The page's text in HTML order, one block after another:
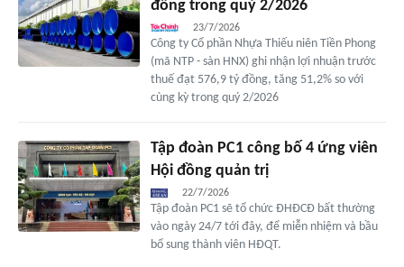
đồng trong quý 2/2026
23/7/2026
Công ty Cổ phần Nhựa Thiếu niên Tiền Phong
(mã NTP - sàn HNX) ghi nhận lợi nhuận trước
thuế đạt 576,9 tỷ đồng, tăng 51,2% so với
cùng kỳ trong quý 2/2026
Tập đoàn PC1 công bố 4 ứng viên
Hội đồng quản trị
22/7/2026
Tập đoàn PC1 sẽ tổ chức ĐHĐCĐ bất thường
vào ngày 24/7 tới đây, để miễn nhiệm và bầu
bổ sung thành viên HĐQT.